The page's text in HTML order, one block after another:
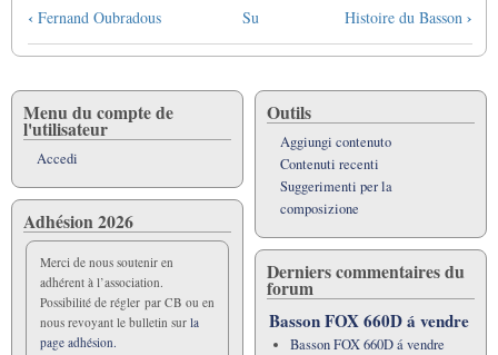
Link
di
attraversamento
del
book
per
Le
basson
‹ Fernand Oubradous Su Histoire du Basson ›
Menu du compte de
l'utilisateur
Accedi
Adhésion 2026
Merci de nous soutenir en
adhérent à l’association.
Possibilité de régler par CB ou en
nous revoyant le bulletin sur la
page adhésion.
Outils
Aggiungi contenuto
Contenuti recenti
Suggerimenti per la
composizione
Derniers commentaires du
forum
Basson FOX 660D á vendre
Basson FOX 660D á vendre